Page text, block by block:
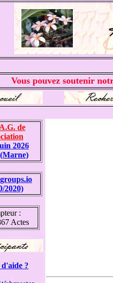
Vous pouvez soutenir
de
2026
2020)
:
Actes
?